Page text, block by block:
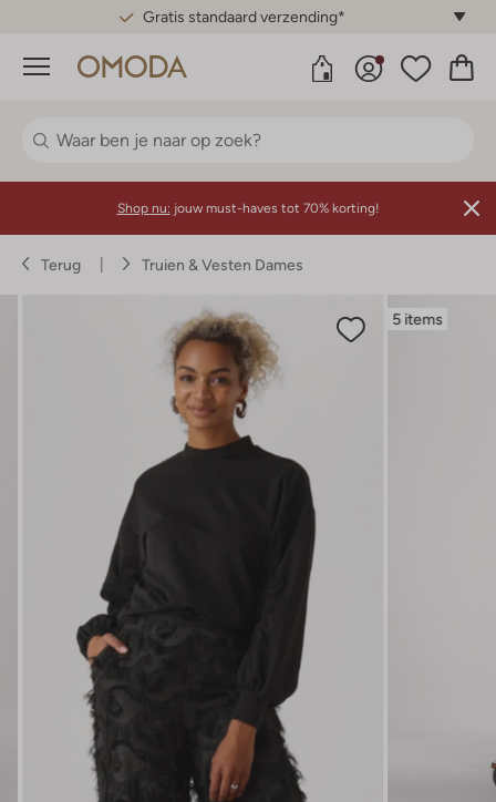
Gratis standaard verzending*
Menu
Shop nu: jouw must-haves tot 70% korting!
Terug Truien & Vesten Dames
5 items